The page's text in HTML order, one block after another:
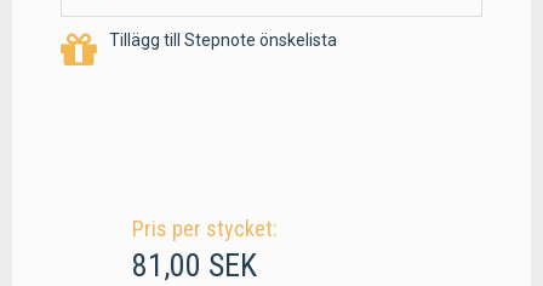
Tillägg till Stepnote önskelista
Pris per stycket:
81,00 SEK